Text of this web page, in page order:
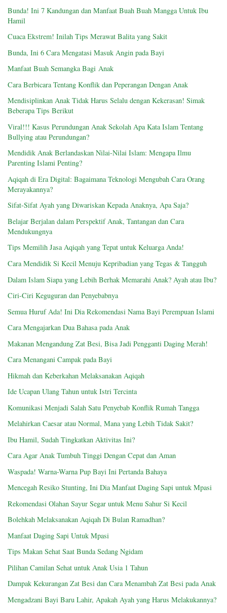
Bunda! Ini 7 Kandungan dan Manfaat Buah Buah Mangga Untuk Ibu
Hamil
Cuaca Ekstrem! Inilah Tips Merawat Balita yang Sakit
Bunda, Ini 6 Cara Mengatasi Masuk Angin pada Bayi
Manfaat Buah Semangka Bagi Anak
Cara Berbicara Tentang Konflik dan Peperangan Dengan Anak
Mendisiplinkan Anak Tidak Harus Selalu dengan Kekerasan! Simak
Beberapa Tips Berikut
Viral!!! Kasus Perundungan Anak Sekolah Apa Kata Islam Tentang
Bullying atau Perundungan?
Mendidik Anak Berlandaskan Nilai-Nilai Islam: Mengapa Ilmu
Parenting Islami Penting?
Aqiqah di Era Digital: Bagaimana Teknologi Mengubah Cara Orang
Merayakannya?
Sifat-Sifat Ayah yang Diwariskan Kepada Anaknya, Apa Saja?
Belajar Berjalan dalam Perspektif Anak, Tantangan dan Cara
Mendukungnya
Tips Memilih Jasa Aqiqah yang Tepat untuk Keluarga Anda!
Cara Mendidik Si Kecil Menuju Kepribadian yang Tegas & Tangguh
Dalam Islam Siapa yang Lebih Berhak Memarahi Anak? Ayah atau Ibu?
Ciri-Ciri Keguguran dan Penyebabnya
Semua Huruf Ada! Ini Dia Rekomendasi Nama Bayi Perempuan Islami
Cara Mengajarkan Dua Bahasa pada Anak
Makanan Mengandung Zat Besi, Bisa Jadi Pengganti Daging Merah!
Cara Menangani Campak pada Bayi
Hikmah dan Keberkahan Melaksanakan Aqiqah
Ide Ucapan Ulang Tahun untuk Istri Tercinta
Komunikasi Menjadi Salah Satu Penyebab Konflik Rumah Tangga
Melahirkan Caesar atau Normal, Mana yang Lebih Tidak Sakit?
Ibu Hamil, Sudah Tingkatkan Aktivitas Ini?
Cara Agar Anak Tumbuh Tinggi Dengan Cepat dan Aman
Waspada! Warna-Warna Pup Bayi Ini Pertanda Bahaya
Mencegah Resiko Stunting, Ini Dia Manfaat Daging Sapi untuk Mpasi
Rekomendasi Olahan Sayur Segar untuk Menu Sahur Si Kecil
Bolehkah Melaksanakan Aqiqah Di Bulan Ramadhan?
Manfaat Daging Sapi Untuk Mpasi
Tips Makan Sehat Saat Bunda Sedang Ngidam
Pilihan Camilan Sehat untuk Anak Usia 1 Tahun
Dampak Kekurangan Zat Besi dan Cara Menambah Zat Besi pada Anak
Mengadzani Bayi Baru Lahir, Apakah Ayah yang Harus Melakukannya?